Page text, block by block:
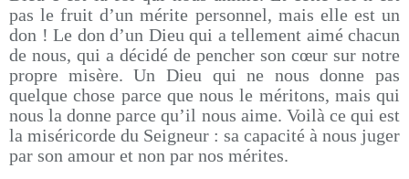
pas le fruit d’un mérite personnel, mais elle est un
don ! Le don d’un Dieu qui a tellement aimé chacun
de nous, qui a décidé de pencher son cœur sur notre
propre misère. Un Dieu qui ne nous donne pas
quelque chose parce que nous le méritons, mais qui
nous la donne parce qu’il nous aime. Voilà ce qui est
la miséricorde du Seigneur : sa capacité à nous juger
par son amour et non par nos mérites.